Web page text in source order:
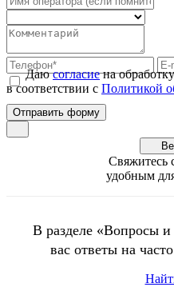
Даюсогласиена
в соответствии с Политикой
Свяжитесь
удобным
В разделе «Вопросы
вас ответы на